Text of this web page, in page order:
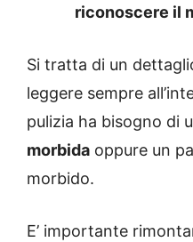
riconoscere il
Si tratta di un
leggere sempre
pulizia ha bisogno di
morbida oppure un
morbido.
E’ importante